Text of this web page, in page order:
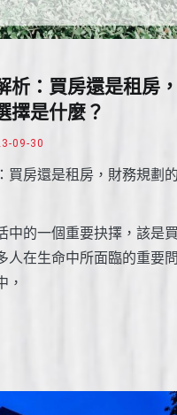
析：買房還是租房
擇是什麼？
09-30
買房還是租房，財務規劃
中的一個重要抉擇，該是
人在生命中所面臨的重要
，